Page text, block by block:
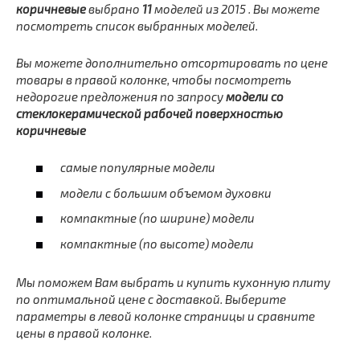
коричневыевыбрано 11моделей из 2015 . Вы можете
посмотреть список выбранных моделей.
Вы можетедополнительно отсортировать по цене
товары в правой колонке, чтобы посмотреть
недорогие предложения по запросумодели со
стеклокерамической рабочей поверхностью
коричневые
самые популярные модели
модели с большим объемом духовки
компактные (по ширине) модели
компактные (по высоте) модели
Мы поможем Вам выбрать и купить кухонную плиту
по оптимальной цене с доставкой. Выберите
параметры в левой колонке страницы и сравните
цены в правой колонке.